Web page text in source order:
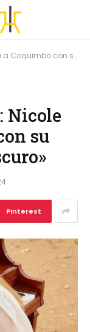
nuevo álbum «Claroscuro»
Nicole
su
Pinterest